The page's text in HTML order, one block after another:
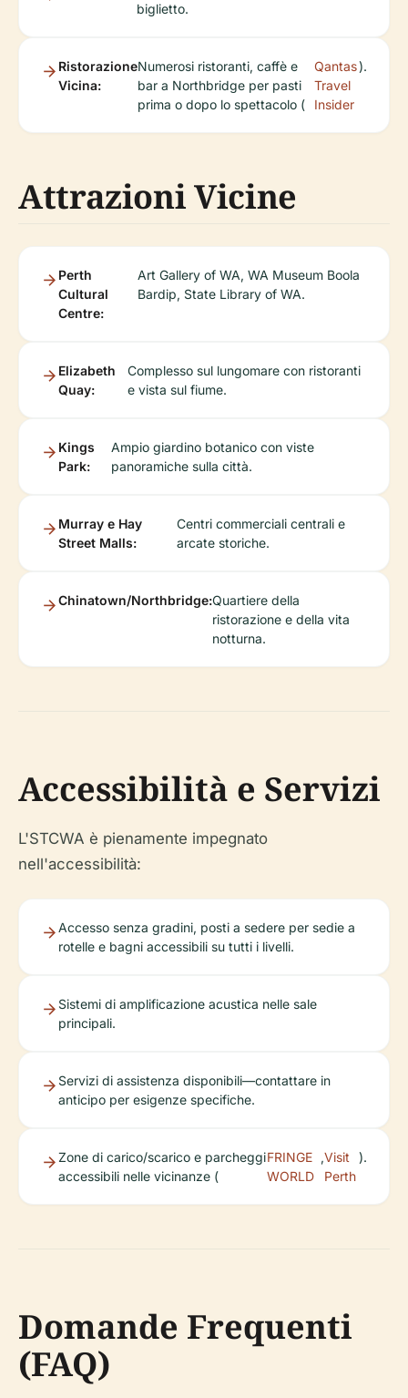
biglietto.
Ristorazione
Vicina:
Numerosi ristoranti, caffè e
bar a Northbridge per pasti
prima o dopo lo spettacolo (
Qantas
Travel
Insider
).
Attrazioni Vicine
Perth
Cultural
Centre:
Art Gallery of WA, WA Museum Boola
Bardip, State Library of WA.
Elizabeth
Quay:
Complesso sul lungomare con ristoranti
e vista sul fiume.
Kings
Park:
Ampio giardino botanico con viste
panoramiche sulla città.
Murray e Hay
Street Malls:
Centri commerciali centrali e
arcate storiche.
Chinatown/Northbridge:Quartiere della
ristorazione e della vita
notturna.
Accessibilità e Servizi
L'STCWA è pienamente impegnato
nell'accessibilità:
Accesso senza gradini, posti a sedere per sedie a
rotelle e bagni accessibili su tutti i livelli.
Sistemi di amplificazione acustica nelle sale
principali.
Servizi di assistenza disponibili—contattare in
anticipo per esigenze specifiche.
Zone di carico/scarico e parcheggi
accessibili nelle vicinanze (
FRINGE
WORLD
,Visit
Perth
).
Domande Frequenti
(FAQ)